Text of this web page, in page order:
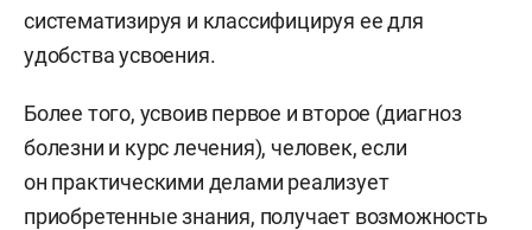
систематизируя и классифицируя ее для
удобства усвоения.
Более того, усвоив первое и второе (диагноз
болезни и курс лечения), человек, если
он практическими делами реализует
приобретенные знания, получает возможность